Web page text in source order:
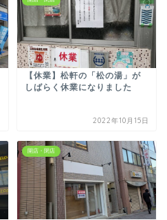
【休業】松軒の「松の湯」が
しばらく休業になりました
2022年10月15日
開店・閉店